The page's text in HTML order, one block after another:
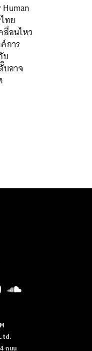
ทย
ลื่อนไหว
การ
บ
บอาจ
ถนน